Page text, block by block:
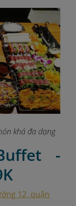
khá đa dạng
-
12, quận